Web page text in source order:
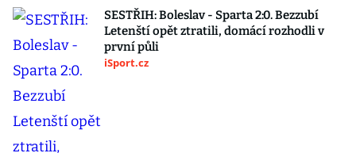
SESTŘIH: Boleslav - Sparta 2:0. Bezzubí
Letenští opět ztratili, domácí rozhodli v
první půli
iSport.cz